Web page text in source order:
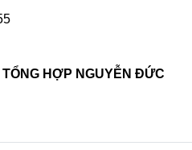
HỢP NGUYỄN ĐỨC